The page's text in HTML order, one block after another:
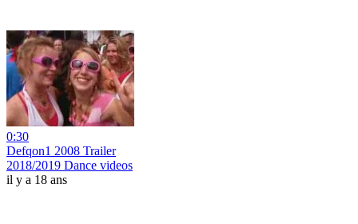
0:30
Defqon1 2008 Trailer
2018/2019 Dance videos
il y a 18 ans